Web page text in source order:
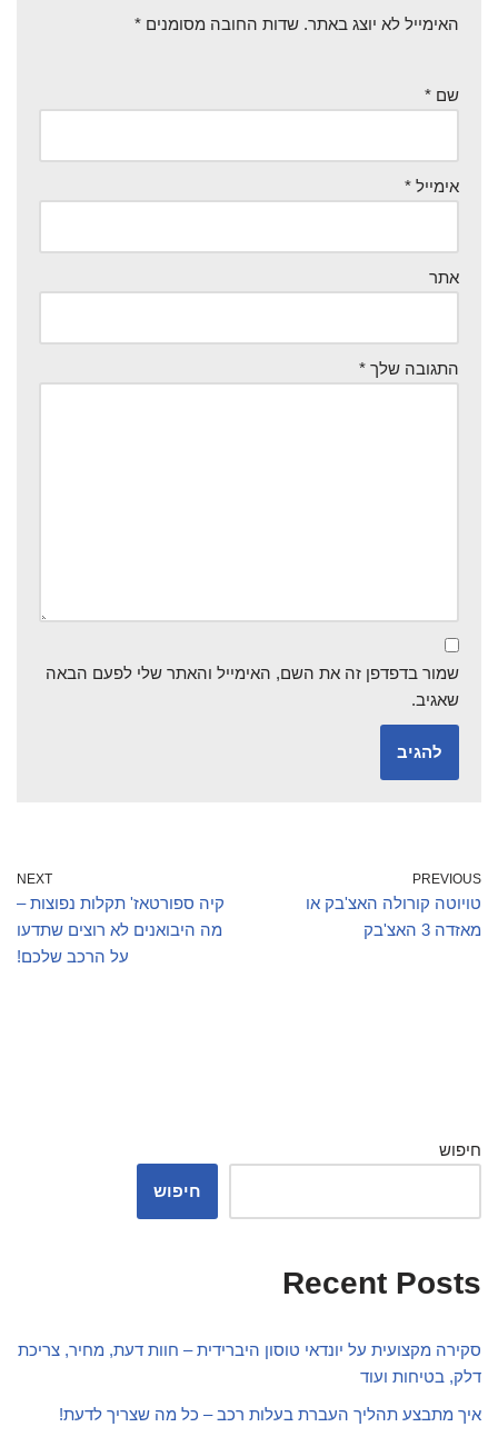
האימייל לא יוצג באתר. שדות החובה מסומנים *
שם *
אימייל *
אתר
התגובה שלך *
שמור בדפדפן זה את השם, האימייל והאתר שלי לפעם הבאה
שאגיב.
PREVIOUS
טויוטה קורולה האצ'בק או
מאזדה 3 האצ'בק
NEXT
קיה ספורטאז' תקלות נפוצות –
מה היבואנים לא רוצים שתדעו
על הרכב שלכם!
חיפוש
חיפוש
Recent Posts
סקירה מקצועית על יונדאי טוסון היברידית – חוות דעת, מחיר, צריכת
דלק, בטיחות ועוד
איך מתבצע תהליך העברת בעלות רכב – כל מה שצריך לדעת!